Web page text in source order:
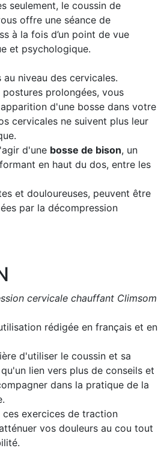
seulement, le coussin de
offre une séance de
à la fois d’un point de vue
et psychologique.
au niveau des cervicales.
postures prolongées, vous
d'une bosse dans votre
cervicales ne suivent plus leur
d'une bosse de bison, un
en haut du dos, entre les
et douloureuses, peuvent être
par la décompression
cervicale chauffant Climsom
rédigée en français et en
d'utiliser le coussin et sa
lien vers plus de conseils et
dans la pratique de la
exercices de traction
vos douleurs au cou tout